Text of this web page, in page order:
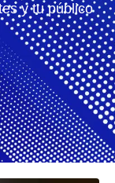
y tu público